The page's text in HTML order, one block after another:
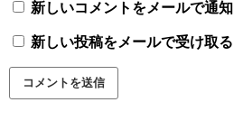
新しいコメントをメールで通知
新しい投稿をメールで受け取る